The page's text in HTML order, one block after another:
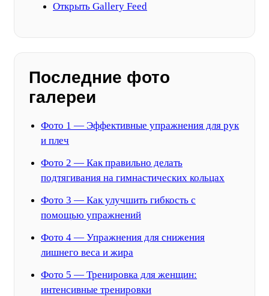
Открыть Gallery Feed
Последние фото
галереи
Фото 1 — Эффективные упражнения для рук
и плеч
Фото 2 — Как правильно делать
подтягивания на гимнастических кольцах
Фото 3 — Как улучшить гибкость с
помощью упражнений
Фото 4 — Упражнения для снижения
лишнего веса и жира
Фото 5 — Тренировка для женщин:
интенсивные тренировки